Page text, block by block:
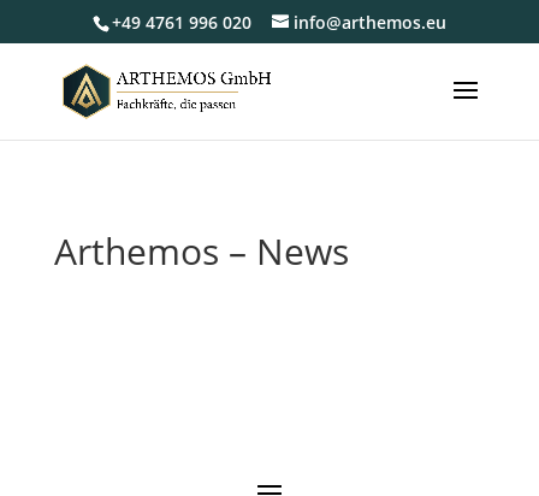
+49 4761 996 020 info@arthemos.eu
Arthemos – News